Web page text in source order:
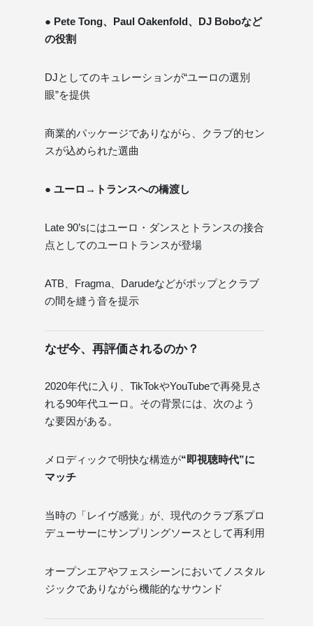
● Pete Tong、Paul Oakenfold、DJ Boboなど
の役割
DJとしてのキュレーションが“ユーロの選別
眼”を提供
商業的パッケージでありながら、クラブ的セン
スが込められた選曲
● ユーロ→トランスへの橋渡し
Late 90’sにはユーロ・ダンスとトランスの接合
点としてのユーロトランスが登場
ATB、Fragma、Darudeなどがポップとクラブ
の間を縫う音を提示
なぜ今、再評価されるのか？
2020年代に入り、TikTokやYouTubeで再発見さ
れる90年代ユーロ。その背景には、次のよう
な要因がある。
メロディックで明快な構造が“即視聴時代”に
マッチ
当時の「レイヴ感覚」が、現代のクラブ系プロ
デューサーにサンプリングソースとして再利用
オープンエアやフェスシーンにおいてノスタル
ジックでありながら機能的なサウンド